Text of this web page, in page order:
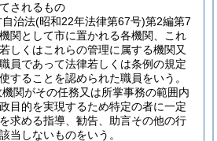
されるもの
治法(昭和22年法律第67号)第2編第7
関として市に置かれる各機関、これ
しくはこれらの管理に属する機関又
員であって法律若しくは条例の規定
することを認められた職員をいう。
関がその任務又は所掌事務の範囲内
目的を実現するため特定の者に一定
求める指導、勧告、助言その他の行
当しないものをいう。